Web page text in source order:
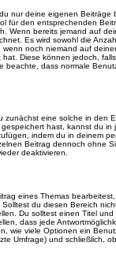
nur deine eigenen
für den entsprechenden
Wenn bereits jemand auf
Es wird sowohl die
noch niemand auf
Diese können jedoch,
beachte, dass normale
eine solche in den
hast, kannst du in
indem du in deinem
Beitrag dennoch ohne
deaktivieren.
eines Themas
du diesen Bereich
Du solltest einen Titel
dass jede
wie viele Optionen ein
Umfrage) und schließlich,